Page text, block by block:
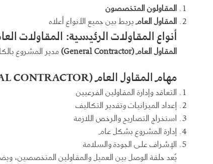
المقاولون المتخصصون
المقاول العاميربط بين جميع الأنواع أعلاه
أنواع المقاولات الرئيسية: المقاولات
المقاول العام(General Contractor) مدير المشروع
مهام المقاول العام(GENERAL CONTRACTOR)
التعاقد وإدارة المقاولين الفرعيين
إعداد الميزانيات وتقدير التكاليف
استخراج التصاريح والرخص اللازمة
إدارة المشروع بشكل عام
الإشراف على الجودة والسلامة
يُعد حلقة الوصل بين العميل والمقاولين المتخصصين،